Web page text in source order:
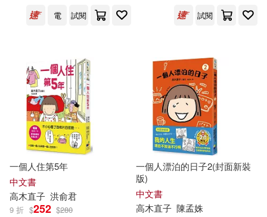
電 試閱
試閱
一個人住第5年
中文書
高木直子 洪俞君
9 折 $252 $280
一個人漂泊的日子2(封面新裝
版)
中文書
高木直子 陳孟姝